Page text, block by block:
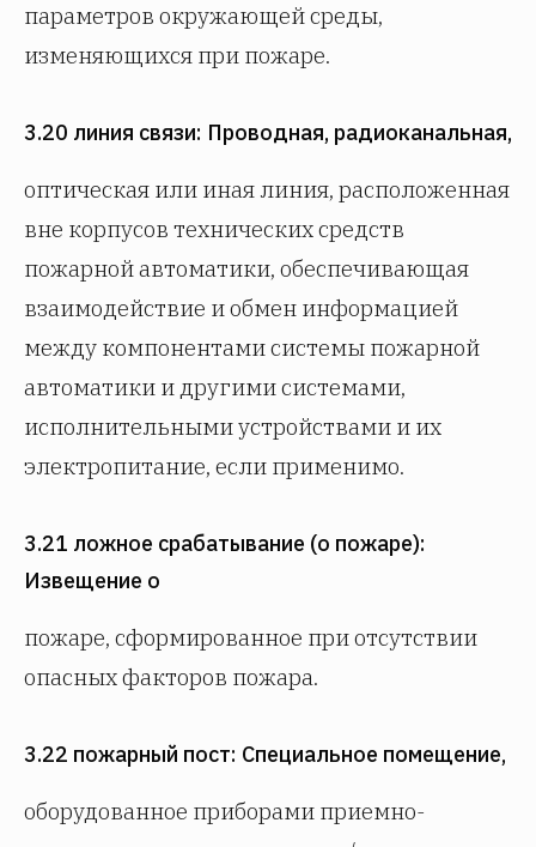
параметров окружающей среды,
изменяющихся при пожаре.
3.20 линия связи: Проводная, радиоканальная,
оптическая или иная линия, расположенная
вне корпусов технических средств
пожарной автоматики, обеспечивающая
взаимодействие и обмен информацией
между компонентами системы пожарной
автоматики и другими системами,
исполнительными устройствами и их
электропитание, если применимо.
3.21 ложное срабатывание (о пожаре):
Извещение о
пожаре, сформированное при отсутствии
опасных факторов пожара.
3.22 пожарный пост: Специальное помещение,
оборудованное приборами приемно-